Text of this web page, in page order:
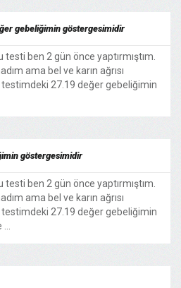
gebeliğimin göstergesimidir
ben 2 gün önce yaptırmıştım.
ama bel ve karın ağrısı
27.19 değer gebeliğimin
göstergesimidir
ben 2 gün önce yaptırmıştım.
ama bel ve karın ağrısı
27.19 değer gebeliğimin